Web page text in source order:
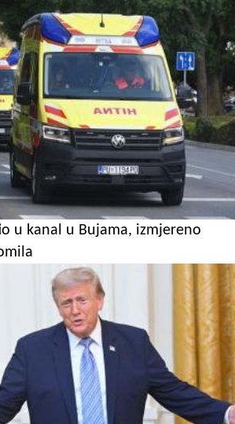
u kanal u Bujama, izmjereno